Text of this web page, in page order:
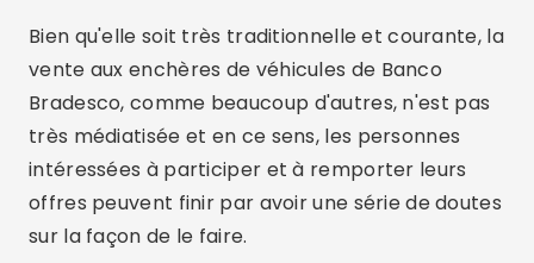
Bien qu'elle soit très traditionnelle et courante, la
vente aux enchères de véhicules de Banco
Bradesco, comme beaucoup d'autres, n'est pas
très médiatisée et en ce sens, les personnes
intéressées à participer et à remporter leurs
offres peuvent finir par avoir une série de doutes
sur la façon de le faire.